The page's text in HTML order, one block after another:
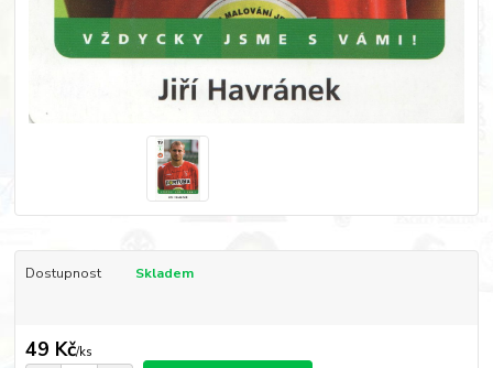
Dostupnost Skladem
49 Kč/ks